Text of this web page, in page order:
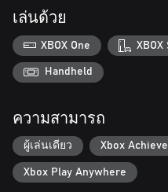
Explore the dim corners of a
mysterious fate of the
what lies beneath.
A dream about dreaming
Discover an atmospheric
classic cosmic horror and the
Anno, and David Lynch.
A striking vision
Wander a brutalist nightmare
เล่นด้วย
XBOX One XBOX
Handheld
ความสามารถ
ผู้เล่นเดียว Xbox
Xbox Play Anywhere